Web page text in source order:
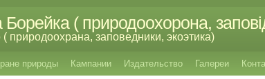
( природоохорона,
заповедники, экоэтика)
природы Кампании Издательство Галереи